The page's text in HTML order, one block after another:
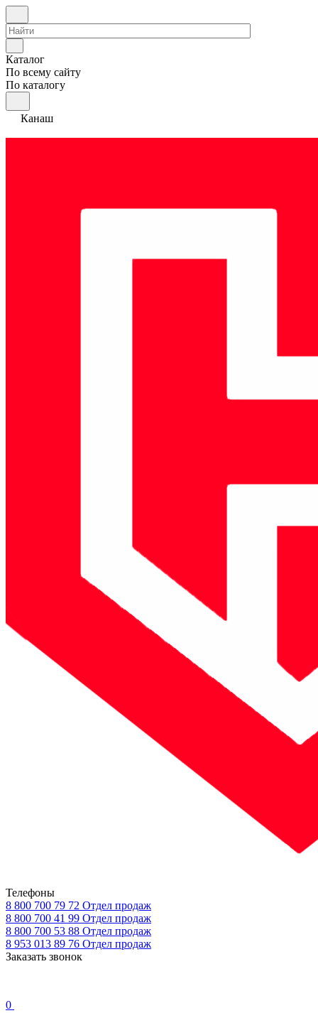
Каталог
По всему сайту
По каталогу
Канаш
Телефоны
8 800 700 79 72 Отдел продаж
8 800 700 41 99 Отдел продаж
8 800 700 53 88 Отдел продаж
8 953 013 89 76 Отдел продаж
Заказать звонок
0